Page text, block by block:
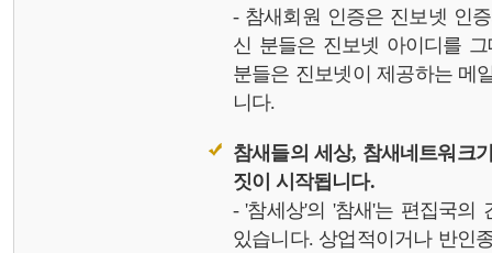
- 참새회원 인증은 진보넷 인
신 분들은 진보넷 아이디를
분들은 진보넷이 제공하는 메
니다.
참새들의 세상, 참새네트워크
짓이 시작됩니다.
- '참세상'의 '참새'는 편집국의
있습니다. 상업적이거나 반인